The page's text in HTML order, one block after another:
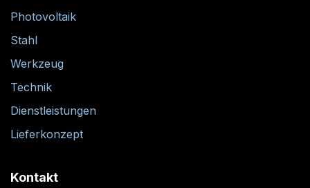
Photovoltaik
Stahl
Werkzeug
Technik
Dienstleistungen
Lieferkonzept
Kontakt